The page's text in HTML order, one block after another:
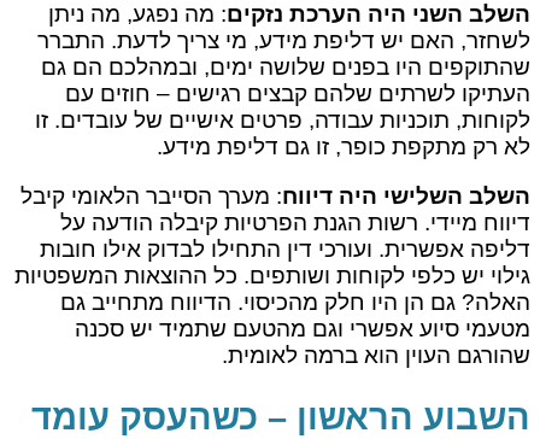
השלב השני היה הערכת נזקים: מה נפגע, מה ניתן
לשחזר, האם יש דליפת מידע, מי צריך לדעת. התברר
שהתוקפים היו בפנים שלושה ימים, ובמהלכם הם גם
העתיקו לשרתים שלהם קבצים רגישים – חוזים עם
לקוחות, תוכניות עבודה, פרטים אישיים של עובדים. זו
לא רק מתקפת כופר, זו גם דליפת מידע.
השלב השלישי היה דיווח: מערך הסייבר הלאומי קיבל
דיווח מיידי. רשות הגנת הפרטיות קיבלה הודעה על
דליפה אפשרית. ועורכי דין התחילו לבדוק אילו חובות
גילוי יש כלפי לקוחות ושותפים. כל ההוצאות המשפטיות
האלה? גם הן היו חלק מהכיסוי. הדיווח מתחייב גם
מטעמי סיוע אפשרי וגם מהטעם שתמיד יש סכנה
שהורגם העוין הוא ברמה לאומית.
השבוע הראשון – כשהעסק עומד